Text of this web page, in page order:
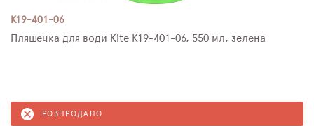
K19-401-06
Пляшечка для води Kite K19-401-06, 550 мл, зелена
РОЗПРОДАНО